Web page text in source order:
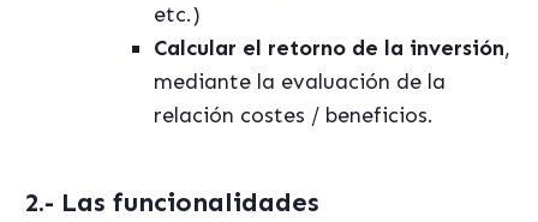
etc.)
Calcular el retorno de la inversión,
mediante la evaluación de la
relación costes / beneficios.
2.- Las funcionalidades